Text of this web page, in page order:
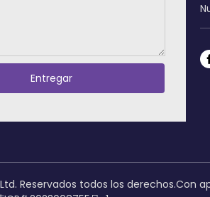
Entregar
Reservados todos los derechos.Con